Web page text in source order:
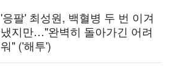
'응팔' 최성원, 백혈병 두 번 이겨
냈지만…"완벽히 돌아가긴 어려
워" ('해투')